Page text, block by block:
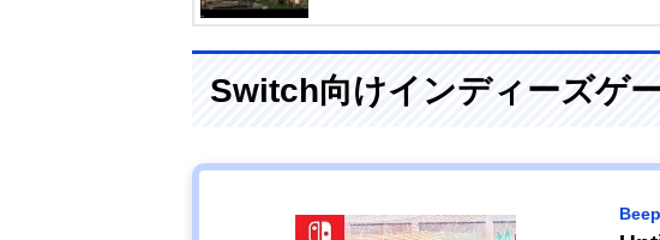
Switch向けインディーズゲ